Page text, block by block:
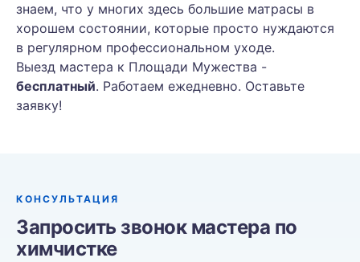
знаем, что у многих здесь большие матрасы в
хорошем состоянии, которые просто нуждаются
в регулярном профессиональном уходе.
Выезд мастера к Площади Мужества -
бесплатный. Работаем ежедневно. Оставьте
заявку!
КОНСУЛЬТАЦИЯ
Запросить звонок мастера по
химчистке